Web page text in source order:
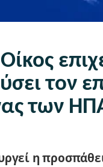
τον
των
η